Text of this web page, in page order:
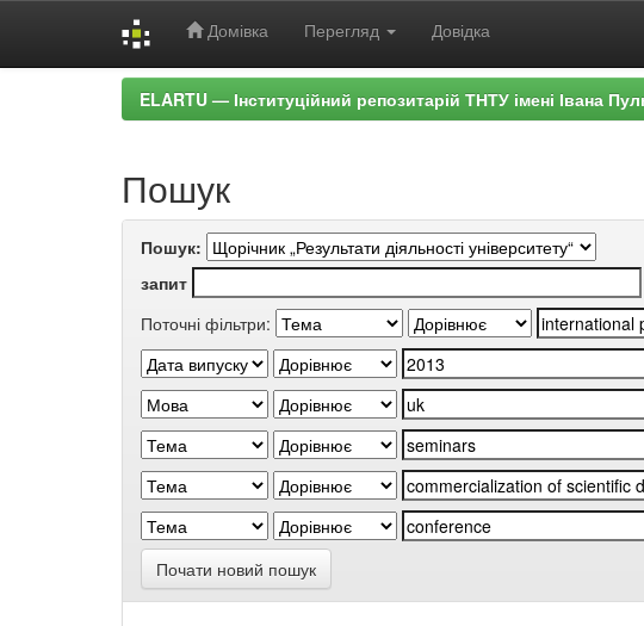
Домівка Перегляд Довідка
ELARTU — Інституційний репозитарій ТНТУ імені Івана
Пошук
Пошук:
запит
Поточні фільтри:
Почати новий пошук